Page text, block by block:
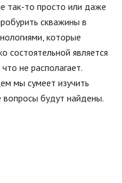
так-то просто или даже
скважины в
которые
состоятельной является
не располагает.
мы сумеет изучить
будут найдены.